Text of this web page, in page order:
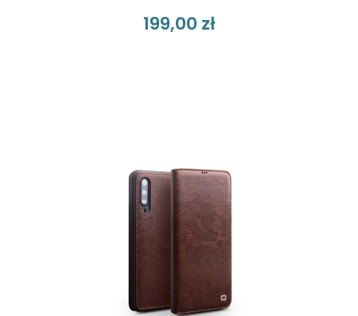
199,00 zł